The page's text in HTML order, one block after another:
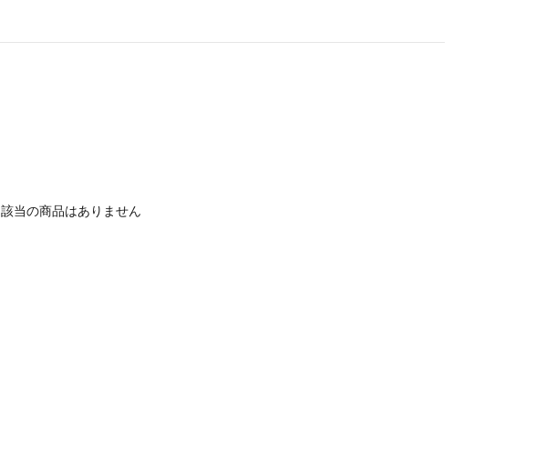
該当の商品はありません